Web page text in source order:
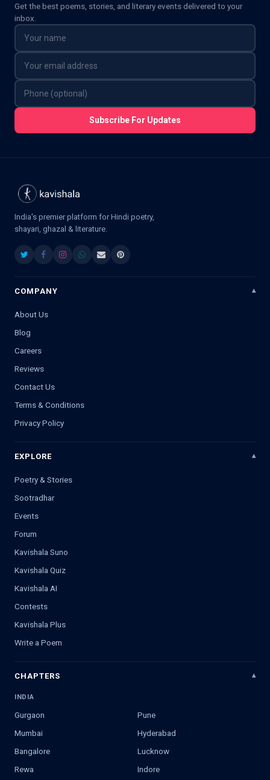
Get the best poems, stories, and literary events delivered to your
inbox.
Subscribe For Updates
India's premier platform for Hindi poetry,
shayari, ghazal & literature.
COMPANY
About Us
Blog
Careers
Reviews
Contact Us
Terms & Conditions
Privacy Policy
EXPLORE
Poetry & Stories
Sootradhar
Events
Forum
Kavishala Suno
Kavishala Quiz
Kavishala AI
Contests
Kavishala Plus
Write a Poem
CHAPTERS
INDIA
Gurgaon
Pune
Mumbai
Hyderabad
Bangalore
Lucknow
Rewa
Indore